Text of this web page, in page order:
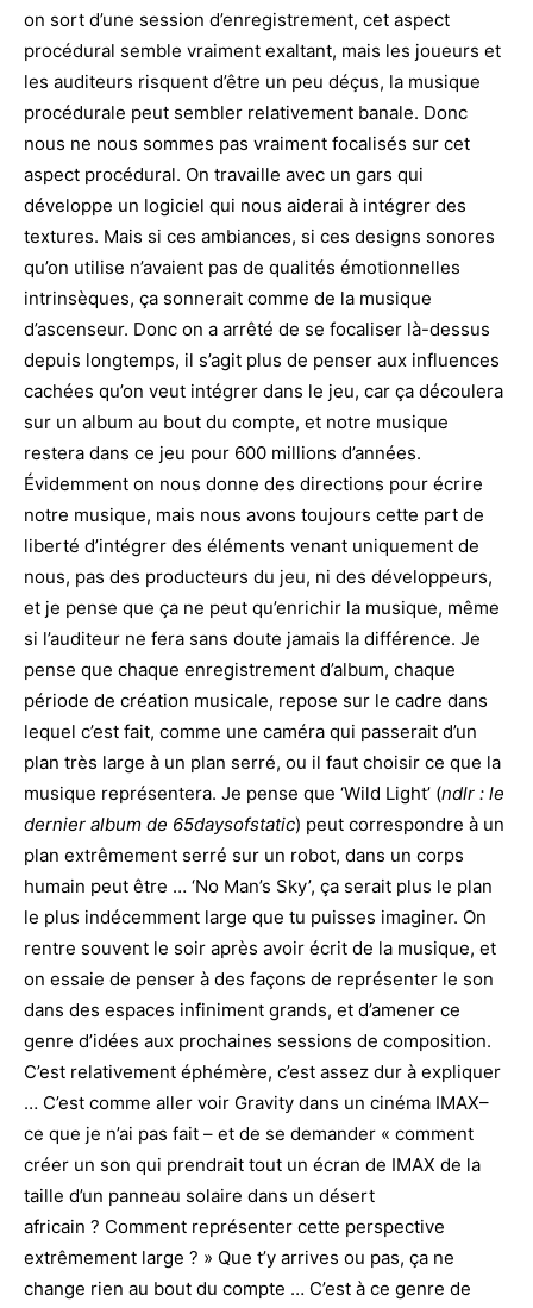
on sort d’une session d’enregistrement, cet aspect
procédural semble vraiment exaltant, mais les joueurs et
les auditeurs risquent d’être un peu déçus, la musique
procédurale peut sembler relativement banale. Donc
nous ne nous sommes pas vraiment focalisés sur cet
aspect procédural. On travaille avec un gars qui
développe un logiciel qui nous aiderai à intégrer des
textures. Mais si ces ambiances, si ces designs sonores
qu’on utilise n’avaient pas de qualités émotionnelles
intrinsèques, ça sonnerait comme de la musique
d’ascenseur. Donc on a arrêté de se focaliser là-dessus
depuis longtemps, il s’agit plus de penser aux influences
cachées qu’on veut intégrer dans le jeu, car ça découlera
sur un album au bout du compte, et notre musique
restera dans ce jeu pour 600 millions d’années.
Évidemment on nous donne des directions pour écrire
notre musique, mais nous avons toujours cette part de
liberté d’intégrer des éléments venant uniquement de
nous, pas des producteurs du jeu, ni des développeurs,
et je pense que ça ne peut qu’enrichir la musique, même
si l’auditeur ne fera sans doute jamais la différence. Je
pense que chaque enregistrement d’album, chaque
période de création musicale, repose sur le cadre dans
lequel c’est fait, comme une caméra qui passerait d’un
plan très large à un plan serré, ou il faut choisir ce que la
musique représentera. Je pense que ‘Wild Light’ (ndlr : le
dernier album de 65daysofstatic) peut correspondre à un
plan extrêmement serré sur un robot, dans un corps
humain peut être … ‘No Man’s Sky’, ça serait plus le plan
le plus indécemment large que tu puisses imaginer. On
rentre souvent le soir après avoir écrit de la musique, et
on essaie de penser à des façons de représenter le son
dans des espaces infiniment grands, et d’amener ce
genre d’idées aux prochaines sessions de composition.
C’est relativement éphémère, c’est assez dur à expliquer
… C’est comme aller voir Gravity dans un cinéma IMAX–
ce que je n’ai pas fait – et de se demander « comment
créer un son qui prendrait tout un écran de IMAX de la
taille d’un panneau solaire dans un désert
africain ? Comment représenter cette perspective
extrêmement large ? » Que t’y arrives ou pas, ça ne
change rien au bout du compte … C’est à ce genre de